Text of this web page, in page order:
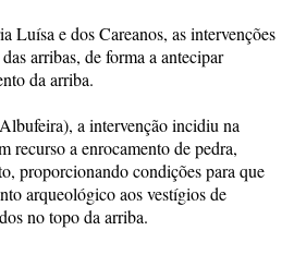
Luísa e dos Careanos, as intervenções
arribas, de forma a antecipar
da arriba.
a intervenção incidiu na
recurso a enrocamento de pedra,
proporcionando condições para que
arqueológico aos vestígios de
no topo da arriba.